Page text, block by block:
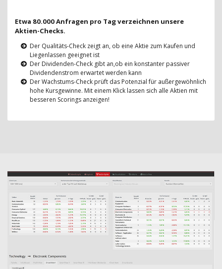
Etwa 80.000 Anfragen pro Tag verzeichnen unsere
Aktien-Checks.
Der Qualitäts-Check zeigt an, ob eine Aktie zum Kaufen und
Liegenlassen geeignet ist
Der Dividenden-Check gibt an,ob ein konstanter passiver
Dividendenstrom erwartet werden kann
Der Wachstums-Check prüft das Potenzial für außergewöhnlich
hohe Kursgewinne. Mit einem Klick lassen sich alle Aktien mit
besseren Scorings anzeigen!